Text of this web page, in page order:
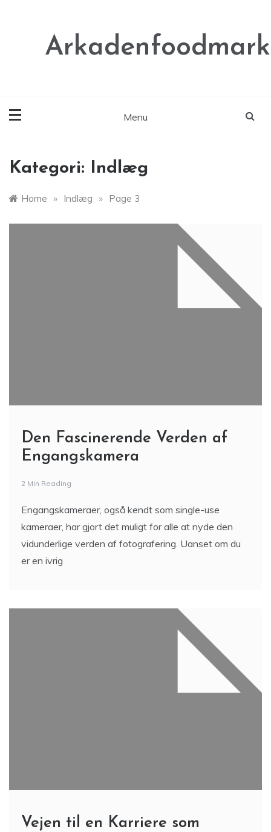
Menu
Kategori: Indlæg
Home » Indlæg » Page 3
Den Fascinerende Verden af ​​
Engangskamera
2 Min Reading
Engangskameraer, også kendt som single-use
kameraer, har gjort det muligt for alle at nyde den
vidunderlige verden af ​​fotografering. Uanset om du
er en ivrig
Vejen til en Karriere som